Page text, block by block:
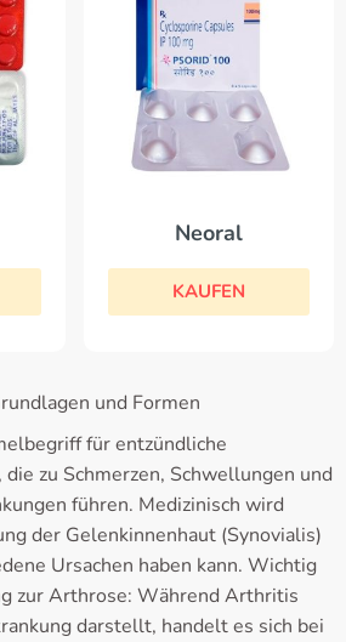
Neoral
KAUFEN
und Formen
für entzündliche
zu Schmerzen, Schwellungen und
führen. Medizinisch wird
der Gelenkinnenhaut (Synovialis)
Ursachen haben kann. Wichtig
zur Arthrose: Während Arthritis
darstellt, handelt es sich bei